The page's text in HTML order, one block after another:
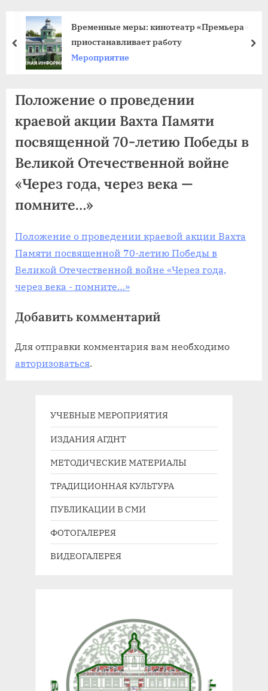
факс:
+7
39
59
Временные меры: кинотеатр «Премьера»
приостанавливает работу
Мероприятие
пред
Положение о проведении
краевой акции Вахта Памяти
посвященной 70-летию Победы в
Великой Отечественной войне
«Через года, через века —
помните…»
Положение о проведении краевой акции Вахта
Памяти посвященной 70-летию Победы в
Великой Отечественной войне «Через года,
через века - помните…»
Добавить комментарий
Для отправки комментария вам необходимо
авторизоваться.
УЧЕБНЫЕ МЕРОПРИЯТИЯ
ИЗДАНИЯ АГДНТ
МЕТОДИЧЕСКИЕ МАТЕРИАЛЫ
ТРАДИЦИОННАЯ КУЛЬТУРА
ПУБЛИКАЦИИ В СМИ
ФОТОГАЛЕРЕЯ
ВИДЕОГАЛЕРЕЯ